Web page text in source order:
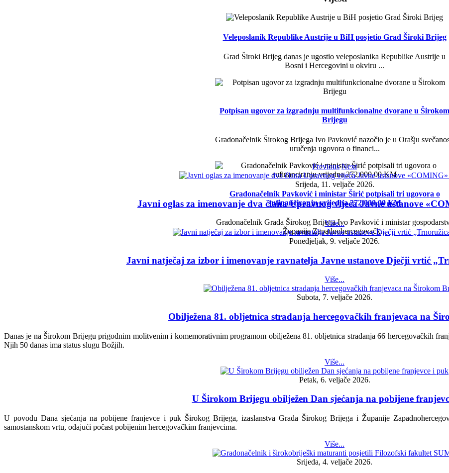
Veleposlanik Republike Austrije u BiH posjetio Grad Široki Brijeg
Grad Široki Brijeg danas je ugostio veleposlanika Republike Austrije u
Bosni i Hercegovini u okviru ...
Potpisan ugovor za izgradnju multifunkcionalne dvorane u Širokom
Brijegu
Gradonačelnik Širokog Brijega Ivo Pavković nazočio je u Orašju
uručenja ugovora o financi...
Gradonačelnik Pavković i ministar Širić potpisali tri ugovora o
sufinanciranju vrijedna 272.000,00 KM
Gradonačelnik Grada Širokog Brijega Ivo Pavković i ministar
Županije Zapadnohercegovačk...
Previous Next
Srijeda, 11. veljače 2026.
Javni oglas za imenovanje dva člana Upravnog vijeća Javne ustanove
Više...
Ponedjeljak, 9. veljače 2026.
Javni natječaj za izbor i imenovanje ravnatelja Javne ustanove Dječji vrtić
Više...
Subota, 7. veljače 2026.
Obilježena 81. obljetnica stradanja hercegovačkih franjevaca na
Danas je na Širokom Brijegu prigodnim molitvenim i komemorativnim programom obilježena 81. obljetnica stradanja 66 hercegovačkih
Njih 50 danas ima status slugu Božjih.
Više...
Petak, 6. veljače 2026.
U Širokom Brijegu obilježen Dan sjećanja na pobijene
U povodu Dana sjećanja na pobijene franjevce i puk Širokog Brijega, izaslanstva Grada Širokog Brijega i Županije
samostanskom vrtu, odajući počast pobijenim hercegovačkim franjevcima.
Više...
Srijeda, 4. veljače 2026.